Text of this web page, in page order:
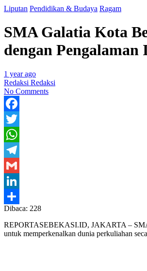
Liputan Pendidikan & Budaya Ragam
SMA Galatia Kota
dengan
1 year ago
Redaksi Redaksi
No Comments
Facebook
Twitter
WhatsApp
Telegram
Gmail
LinkedIn
Share
Dibaca: 228
REPORTASEBEKASI.ID, JAKARTA –
untuk memperkenalkan dunia perkuliahan